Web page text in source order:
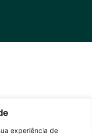
experiência de